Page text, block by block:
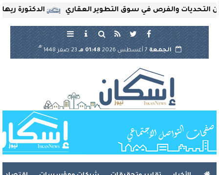
الدكتورة ريهام والفرص في سوق التطوير العقاري
الجمعة 01:48 مـ 23 صفر 1448
هـ